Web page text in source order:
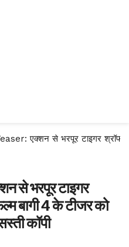
एक्शन से भरपूर टाइगर श्रॉफ-
से भरपूर टाइगर
बागी 4 के टीजर को
कॉपी